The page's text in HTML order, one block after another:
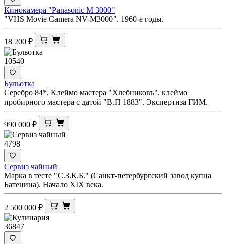
Кинокамера "Panasonic M 3000"
"VHS Movie Camera NV-M3000". 1960-е годы.
18 200 ₽
10540
Бульотка
Серебро 84*. Клеймо мастера "Хлебниковъ", клеймо
пробирного мастера с датой "В.П 1883". Экспертиза ГИМ.
990 000 ₽
4798
Сервиз чайный
Марка в тесте "С.З.К.Б." (Санкт-петербургский завод купца
Батенина). Начало XIX века.
2 500 000 ₽
36847